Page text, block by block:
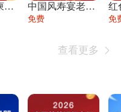
喜庆寿宴请柬老人生日宴会邀请函请柬过大寿 中国风寿宴老人生日宴会邀请函寿宴请帖请柬
免费 免
查看更多 